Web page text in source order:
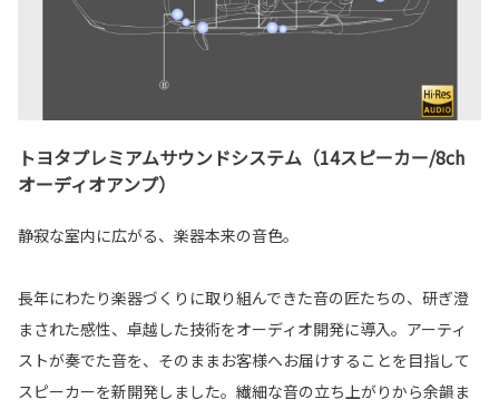
トヨタプレミアムサウンドシステム（14スピーカー/8ch
オーディオアンプ）
静寂な室内に広がる、楽器本来の音色。
長年にわたり楽器づくりに取り組んできた音の匠たちの、研ぎ澄
まされた感性、卓越した技術をオーディオ開発に導入。アーティ
ストが奏でた音を、そのままお客様へお届けすることを目指して
スピーカーを新開発しました。繊細な音の立ち上がりから余韻ま